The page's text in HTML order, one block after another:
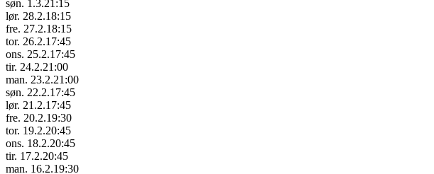
søn. 1.3.21:15
lør. 28.2.18:15
fre. 27.2.18:15
tor. 26.2.17:45
ons. 25.2.17:45
tir. 24.2.21:00
man. 23.2.21:00
søn. 22.2.17:45
lør. 21.2.17:45
fre. 20.2.19:30
tor. 19.2.20:45
ons. 18.2.20:45
tir. 17.2.20:45
man. 16.2.19:30